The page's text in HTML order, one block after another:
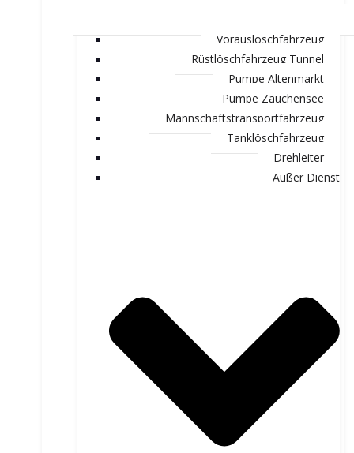
Vorauslöschfahrzeug
Rüstlöschfahrzeug Tunnel
Pumpe Altenmarkt
Pumpe Zauchensee
Mannschaftstransportfahrzeug
Tanklöschfahrzeug
Drehleiter
Außer Dienst